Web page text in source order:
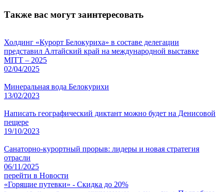
Также вас могут заинтересовать
Холдинг «Курорт Белокуриха» в составе делегации
представил Алтайский край на международной выставке
MITT – 2025
02/04/2025
Минеральная вода Белокурихи
13/02/2023
Написать географический диктант можно будет на Денисовой
пещере
19/10/2023
Санаторно-курортный прорыв: лидеры и новая стратегия
отрасли
06/11/2025
перейти в Новости
«Горящие путевки» - Скидка до 20%